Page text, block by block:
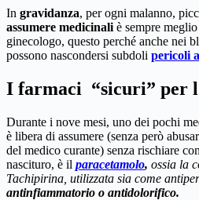
In gravidanza, per ogni malanno,
assumere medicinali è sempre
ginecologo, questo perché anche nei
possono nascondersi subdoli pericoli
I farmaci “sicuri” per
Durante i nove mesi, uno dei pochi
è libera di assumere (senza però
del medico curante) senza rischiare
nascituro, è il paracetamolo, ossia la
Tachipirina, utilizzata sia come
antinfiammatorio o antidolorifico.